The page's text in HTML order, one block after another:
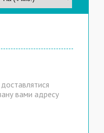
вами адресу